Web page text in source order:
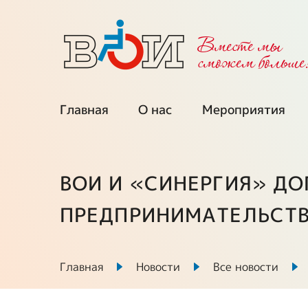
Вместе мы
cможем
Главная
О нас
Региональные
организации
Межрегиональные
Выборные органы
Мероприятия
Мы
Проекты при
Ключевые
ВОИ
ВОИ И «СИНЕРГИЯ»
Главная Новости Все новости